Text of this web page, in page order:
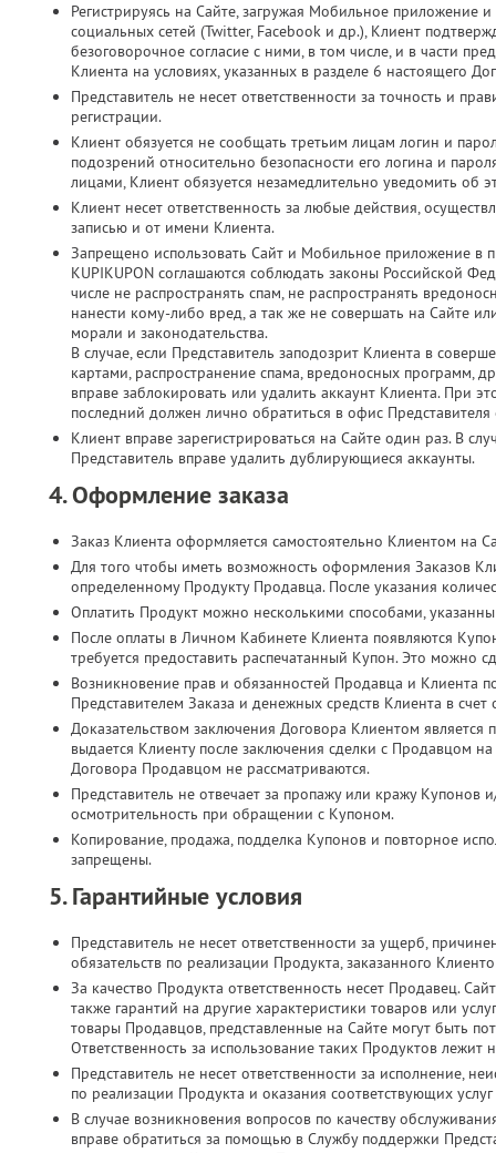
Регистрируясь на Сайте, загружая Мобильное приложение
социальных сетей (Twitter, Facebook и др.), Клиент
безоговорочное согласие с ними, в том числе, и в части
Клиента на условиях, указанных в разделе 6 настоящего
Представитель не несет ответственности за точность и
регистрации.
Клиент обязуется не сообщать третьим лицам логин и
подозрений относительно безопасности его логина и
лицами, Клиент обязуется незамедлительно уведомить об
Клиент несет ответственность за любые действия,
записью и от имени Клиента.
Запрещено использовать Сайт и Мобильное приложение в
KUPIKUPON соглашаются соблюдать законы Российской
числе не распространять спам, не распространять
нанести кому-либо вред, а так же не совершать на Сайте
морали и законодательства.
В случае, если Представитель заподозрит Клиента в
картами, распространение спама, вредоносных программ,
вправе заблокировать или удалить аккаунт Клиента. При
последний должен лично обратиться в офис Представителя
Клиент вправе зарегистрироваться на Сайте один раз. В
Представитель вправе удалить дублирующиеся аккаунты.
4. Оформление заказа
Заказ Клиента оформляется самостоятельно Клиентом на
Для того чтобы иметь возможность оформления Заказов
определенному Продукту Продавца. После указания
Оплатить Продукт можно несколькими способами,
После оплаты в Личном Кабинете Клиента появляются
требуется предоставить распечатанный Купон. Это можно
Возникновение прав и обязанностей Продавца и Клиента
Представителем Заказа и денежных средств Клиента в
Доказательством заключения Договора Клиентом
выдается Клиенту после заключения сделки с Продавцом
Договора Продавцом не рассматриваются.
Представитель не отвечает за пропажу или кражу
осмотрительность при обращении с Купоном.
Копирование, продажа, подделка Купонов и повторное
запрещены.
5. Гарантийные условия
Представитель не несет ответственности за ущерб,
обязательств по реализации Продукта, заказанного
За качество Продукта ответственность несет Продавец.
также гарантий на другие характеристики товаров или
товары Продавцов, представленные на Сайте могут быть
Ответственность за использование таких Продуктов лежит
Представитель не несет ответственности за исполнение,
по реализации Продукта и оказания соответствующих
В случае возникновения вопросов по качеству
вправе обратиться за помощью в Службу поддержки